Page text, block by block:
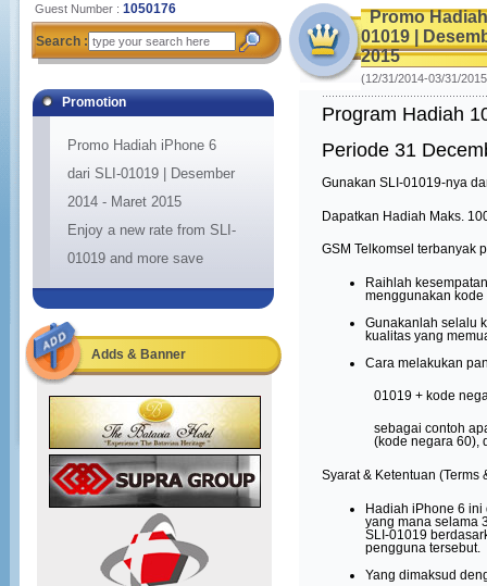
Guest Number : 1050176
Search :
Promotion
Promo Hadiah iPhone 6
dari SLI-01019 | Desember
2014 - Maret 2015
Enjoy a new rate from SLI-
01019 and more save
Adds & Banner
Promo
01019 |
2015
(12/31/2014-03/31/
Program Hadiah
Periode 31
Gunakan SLI-01019-nya
Dapatkan Hadiah Maks.
GSM Telkomsel terbanyak
Raihlah
menggunakan
Gunakanlah selalu
kualitas yang
Cara melakukan
01019 + kode
sebagai contoh
(kode negara 60),
Syarat & Ketentuan (Terms
Hadiah iPhone 6
yang mana selama
SLI-01019
pengguna tersebut.
Yang dimaksud